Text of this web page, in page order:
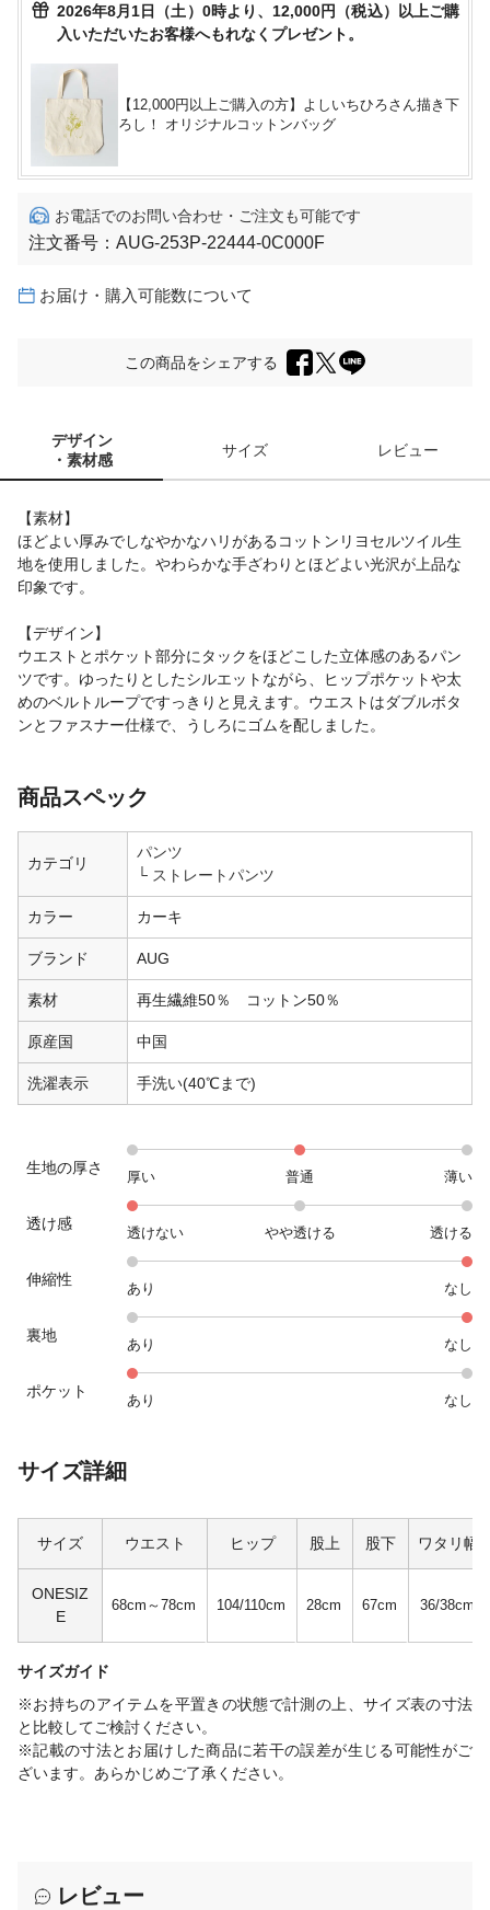
2026年8月1日（土）0時より、12,000円（税込）以上ご購
入いただいたお客様へもれなくプレゼント。
【12,000円以上ご購入の方】よしいちひろさん描き下
ろし！ オリジナルコットンバッグ
お電話でのお問い合わせ・ご注文も可能です
注文番号： AUG-253P-22444-0C000F
お届け・購入可能数について
この商品をシェアする
デザイン
・素材感
サイズ レビュー
【素材】
ほどよい厚みでしなやかなハリがあるコットンリヨセルツイル生
地を使用しました。やわらかな手ざわりとほどよい光沢が上品な
印象です。
【デザイン】
ウエストとポケット部分にタックをほどこした立体感のあるパン
ツです。ゆったりとしたシルエットながら、ヒップポケットや太
めのベルトループですっきりと見えます。ウエストはダブルボタ
ンとファスナー仕様で、うしろにゴムを配しました。
商品スペック
カテゴリ
パンツ
ストレートパンツ
カラー カーキ
ブランド AUG
素材 再生繊維50％ コットン50％
原産国 中国
洗濯表示 手洗い(40℃まで)
生地の厚さ
厚い 普通 薄い
透け感
透けない やや透ける 透ける
伸縮性
あり なし
裏地
あり なし
ポケット
あり なし
サイズ詳細
サイズ ウエスト ヒップ 股上 股下 ワタリ幅
ONESIZ
E
68cm～78cm 104/110cm 28cm 67cm 36/38cm
サイズガイド
※お持ちのアイテムを平置きの状態で計測の上、サイズ表の寸法
と比較してご検討ください。
※記載の寸法とお届けした商品に若干の誤差が生じる可能性がご
ざいます。あらかじめご了承ください。
レビュー